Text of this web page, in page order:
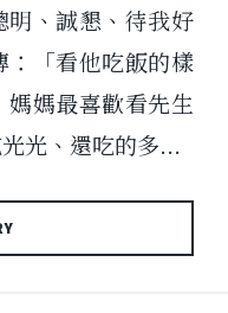
、誠懇、待我好
「看他吃飯的樣
媽最喜歡看先生
光、還吃的多...